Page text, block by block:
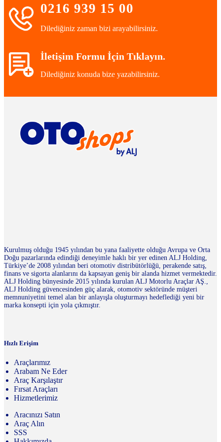
0216 939 15 00
Dilediğiniz zaman bizi arayabilirsiniz.
İletişim Formu İçin Tıklayın.
Dilediğiniz konuda bize yazabilirsiniz.
Kurulmuş olduğu 1945 yılından bu yana faaliyette olduğu Avrupa ve Orta
Doğu pazarlarında edindiği deneyimle haklı bir yer edinen ALJ Holding,
Türkiye’de 2008 yılından beri otomotiv distribütörlüğü, perakende satış,
finans ve sigorta alanlarını da kapsayan geniş bir alanda hizmet vermektedir.
ALJ Holding bünyesinde 2015 yılında kurulan ALJ Motorlu Araçlar AŞ.,
ALJ Holding güvencesinden güç alarak, otomotiv sektöründe müşteri
memnuniyetini temel alan bir anlayışla oluşturmayı hedeflediği yeni bir
marka konsepti için yola çıkmıştır.
Hızlı Erişim
Araçlarımız
Arabam Ne Eder
Araç Karşılaştır
Fırsat Araçları
Hizmetlerimiz
Aracınızı Satın
Araç Alın
SSS